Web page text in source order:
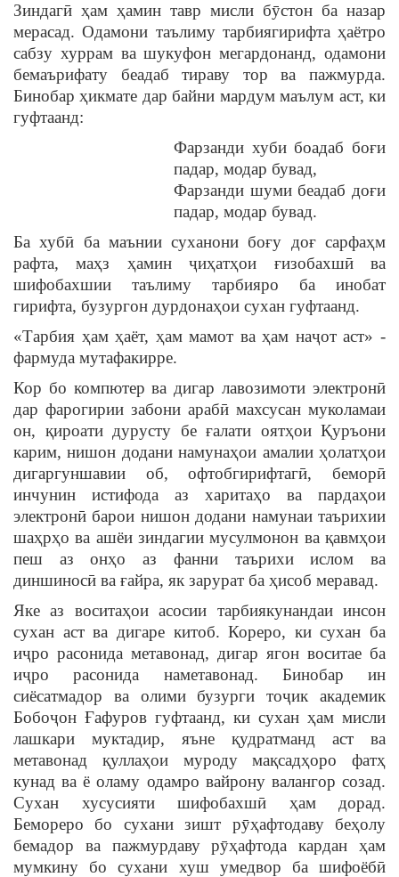
Зиндагӣ ҳам ҳамин тавр мисли бӯстон ба назар
мерасад. Одамони таълиму тарбиягирифта ҳаётро
сабзу хуррам ва шукуфон мегардонанд, одамони
бемаърифату беадаб тираву тор ва пажмурда.
Бинобар ҳикмате дар байни мардум маълум аст, ки
гуфтаанд:
Фарзанди хуби боадаб боғи
падар, модар бувад,
Фарзанди шуми беадаб доғи
падар, модар бувад.
Ба хубӣ ба маънии суханони боғу доғ сарфаҳм
рафта, маҳз ҳамин ҷиҳатҳои ғизобахшӣ ва
шифобахшии таълиму тарбияро ба инобат
гирифта, бузургон дурдонаҳои сухан гуфтаанд.
«Тарбия ҳам ҳаёт, ҳам мамот ва ҳам наҷот аст» -
фармуда мутафакирре.
Кор бо компютер ва дигар лавозимоти электронӣ
дар фарогирии забони арабӣ махсусан муколамаи
он, қироати дурусту бе ғалати оятҳои Қуръони
карим, нишон додани намунаҳои амалии ҳолатҳои
дигаргуншавии об, офтобгирифтагӣ, беморӣ
инчунин истифода аз харитаҳо ва пардаҳои
электронӣ барои нишон додани намунаи таърихии
шаҳрҳо ва ашёи зиндагии мусулмонон ва қавмҳои
пеш аз онҳо аз фанни таърихи ислом ва
диншиносӣ ва ғайра, як зарурат ба ҳисоб меравад.
Яке аз воситаҳои асосии тарбиякунандаи инсон
сухан аст ва дигаре китоб. Кореро, ки сухан ба
иҷро расонида метавонад, дигар ягон воситае ба
иҷро расонида наметавонад. Бинобар ин
сиёсатмадор ва олими бузурги тоҷик академик
Бобоҷон Ғафуров гуфтаанд, ки сухан ҳам мисли
лашкари муктадир, яъне қудратманд аст ва
метавонад қуллаҳои муроду мақсадҳоро фатҳ
кунад ва ё оламу одамро вайрону валангор созад.
Сухан хусусияти шифобахшӣ ҳам дорад.
Бемореро бо сухани зишт рӯҳафтодаву беҳолу
бемадор ва пажмурдаву рӯҳафтода кардан ҳам
мумкину бо сухани хуш умедвор ба шифоёбӣ